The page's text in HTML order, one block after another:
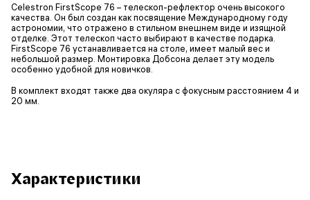
Celestron FirstScope 76 – телескоп-рефлектор очень высокого
качества. Он был создан как посвящение Международному году
астрономии, что отражено в стильном внешнем виде и изящной
отделке. Этот телескоп часто выбирают в качестве подарка.
FirstScope 76 устанавливается на столе, имеет малый вес и
небольшой размер. Монтировка Добсона делает эту модель
особенно удобной для новичков.
В комплект входят также два окуляра с фокусным расстоянием 4 и
20 мм.
Характеристики